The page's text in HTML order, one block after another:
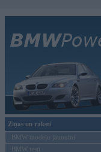
Ziņas un raksti
BMW modeļu jaunumi
BMW testi